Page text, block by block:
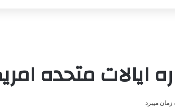
ایالات متحده